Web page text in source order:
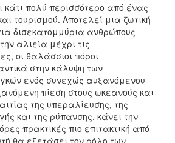
πολύ περισσότερο από ένας
τουρισμού. Αποτελεί μια ζωτική
δισεκατομμύρια ανθρώπους
αλιεία μέχρι τις
οι θαλάσσιοι πόροι
στην κάλυψη των
ενός συνεχώς αυξανόμενου
πίεση στους ωκεανούς και
της υπεραλίευσης, της
και της ρύπανσης, κάνει την
πρακτικές πιο επιτακτική από
θα εξετάσει τον ρόλο των